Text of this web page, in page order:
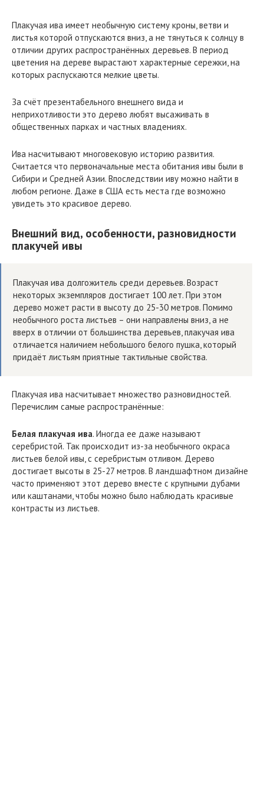
Плакучая ива имеет необычную систему кроны, ветви и
листья которой отпускаются вниз, а не тянуться к солнцу в
отличии других распространённых деревьев. В период
цветения на дереве вырастают характерные сережки, на
которых распускаются мелкие цветы.
За счёт презентабельного внешнего вида и
неприхотливости это дерево любят высаживать в
общественных парках и частных владениях.
Ива насчитывают многовековую историю развития.
Считается что первоначальные места обитания ивы были в
Сибири и Средней Азии. Впоследствии иву можно найти в
любом регионе. Даже в США есть места где возможно
увидеть это красивое дерево.
Внешний вид, особенности, разновидности
плакучей ивы
Плакучая ива долгожитель среди деревьев. Возраст
некоторых экземпляров достигает 100 лет. При этом
дерево может расти в высоту до 25-30 метров. Помимо
необычного роста листьев – они направлены вниз, а не
вверх в отличии от большинства деревьев, плакучая ива
отличается наличием небольшого белого пушка, который
придаёт листьям приятные тактильные свойства.
Плакучая ива насчитывает множество разновидностей.
Перечислим самые распространённые:
Белая плакучая ива. Иногда ее даже называют
серебристой. Так происходит из-за необычного окраса
листьев белой ивы, с серебристым отливом. Дерево
достигает высоты в 25-27 метров. В ландшафтном дизайне
часто применяют этот дерево вместе с крупными дубами
или каштанами, чтобы можно было наблюдать красивые
контрасты из листьев.